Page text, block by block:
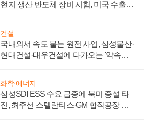
현지 생산 반도체 장비 시험, 미국 수출통
건설
국내외서 속도 붙는 원전 사업, 삼성물산·
현대건설·대우건설에 다가오는 '약속의
화학·에너지
삼성SDI ESS 수요 급증에 북미 증설 타
진, 최주선 스텔란티스·GM 합작공장 건